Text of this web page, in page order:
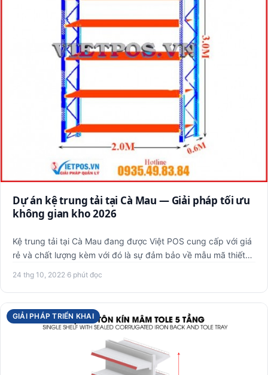
Dự án kệ trung tải tại Cà Mau — Giải pháp tối ưu
không gian kho 2026
Kệ trung tải tại Cà Mau đang được Việt POS cung cấp với giá
rẻ và chất lượng kèm với đó là sự đảm bảo về mẫu mã thiết
24 thg 10, 2022·6 phút đọc
GIẢI PHÁP TRIỂN KHAI